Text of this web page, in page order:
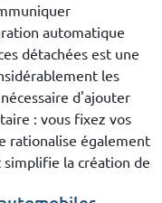
automatique
détachées est une
les
d'ajouter
: vous fixez vos
rationalise également
la création de